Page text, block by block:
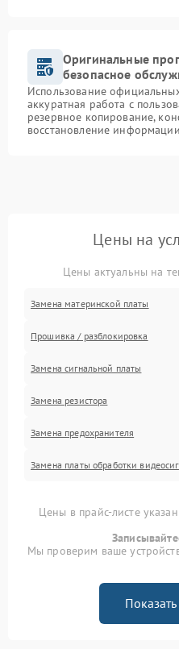
Оригинальные
безопасное
Использование
аккуратная работа с
резервное копирование,
восстановление
Цены на
Цены актуальны на
Замена материнской платы
Прошивка / разблокировка
Замена сигнальной платы
Замена резистора
Замена предохранителя
Замена платы обработки
Цены в прайс-листе
Мы проверим ваше
Показать